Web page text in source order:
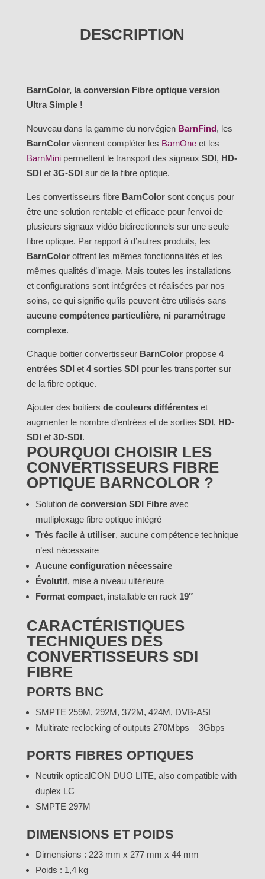
avec
multiplexage
DESCRIPTION
BarnColor, la conversion Fibre optique version
Ultra Simple !
Nouveau dans la gamme du norvégien BarnFind, les
BarnColorviennent compléter les BarnOneet les
BarnMinipermettent le transport des signaux SDI, HD-
SDIet 3G-SDIsur de la fibre optique.
Les convertisseurs fibre BarnColorsont conçus pour
être une solution rentable et efficace pour l’envoi de
plusieurs signaux vidéo bidirectionnels sur une seule
fibre optique. Par rapport à d’autres produits, les
BarnColoroffrent les mêmes fonctionnalités et les
mêmes qualités d’image. Mais toutes les installations
et configurations sont intégrées et réalisées par nos
soins, ce qui signifie qu’ils peuvent être utilisés sans
aucune compétence particulière, ni paramétrage
complexe.
Chaque boitier convertisseur BarnColorpropose 4
entrées SDIet 4 sorties SDIpour les transporter sur
de la fibre optique.
Ajouter des boitiers de couleurs différenteset
augmenter le nombre d’entrées et de sorties SDI, HD-
SDIet 3D-SDI.
POURQUOI CHOISIR LES
CONVERTISSEURS FIBRE
OPTIQUE BARNCOLOR ?
Solution de conversion SDI Fibreavec
mutliplexage fibre optique intégré
Très facile à utiliser, aucune compétence technique
n’est nécessaire
Aucune configuration nécessaire
Évolutif, mise à niveau ultérieure
Format compact, installable en rack 19″
CARACTÉRISTIQUES
TECHNIQUES DES
CONVERTISSEURS SDI
FIBRE
PORTS BNC
SMPTE 259M, 292M, 372M, 424M, DVB-ASI
Multirate reclocking of outputs 270Mbps – 3Gbps
PORTS FIBRES OPTIQUES
Neutrik opticalCON DUO LITE, also compatible with
duplex LC
SMPTE 297M
DIMENSIONS ET POIDS
Dimensions : 223 mm x 277 mm x 44 mm
Poids : 1,4 kg